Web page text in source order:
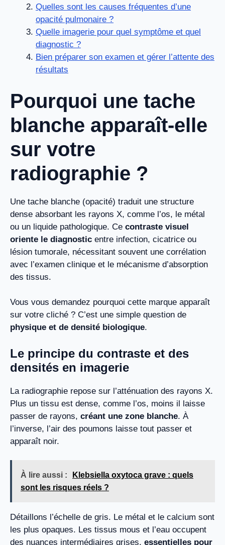
Quelles sont les causes fréquentes d’une
opacité pulmonaire ?
Quelle imagerie pour quel symptôme et quel
diagnostic ?
Bien préparer son examen et gérer l’attente des
résultats
Pourquoi une tache
blanche apparaît-elle
sur votre
radiographie ?
Une tache blanche (opacité) traduit une structure
dense absorbant les rayons X, comme l’os, le métal
ou un liquide pathologique. Ce contraste visuel
oriente le diagnostic entre infection, cicatrice ou
lésion tumorale, nécessitant souvent une corrélation
avec l’examen clinique et le mécanisme d’absorption
des tissus.
Vous vous demandez pourquoi cette marque apparaît
sur votre cliché ? C’est une simple question de
physique et de densité biologique.
Le principe du contraste et des
densités en imagerie
La radiographie repose sur l’atténuation des rayons X.
Plus un tissu est dense, comme l’os, moins il laisse
passer de rayons, créant une zone blanche. À
l’inverse, l’air des poumons laisse tout passer et
apparaît noir.
À lire aussi :
Klebsiella oxytoca grave : quels
sont les risques réels ?
Détaillons l’échelle de gris. Le métal et le calcium sont
les plus opaques. Les tissus mous et l’eau occupent
des nuances intermédiaires grises, essentielles pour